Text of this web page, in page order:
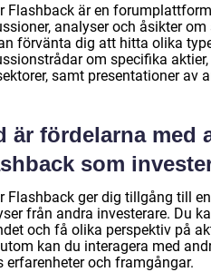
Flashback är en
analyser och åsikter
förvänta dig att hitta olika
om specifika
samt presentationer av
är fördelarna med
som
Flashback ger dig tillgång till
från andra investerare. Du
och få olika perspektiv på
kan du interagera med
erfarenheter och framgångar.